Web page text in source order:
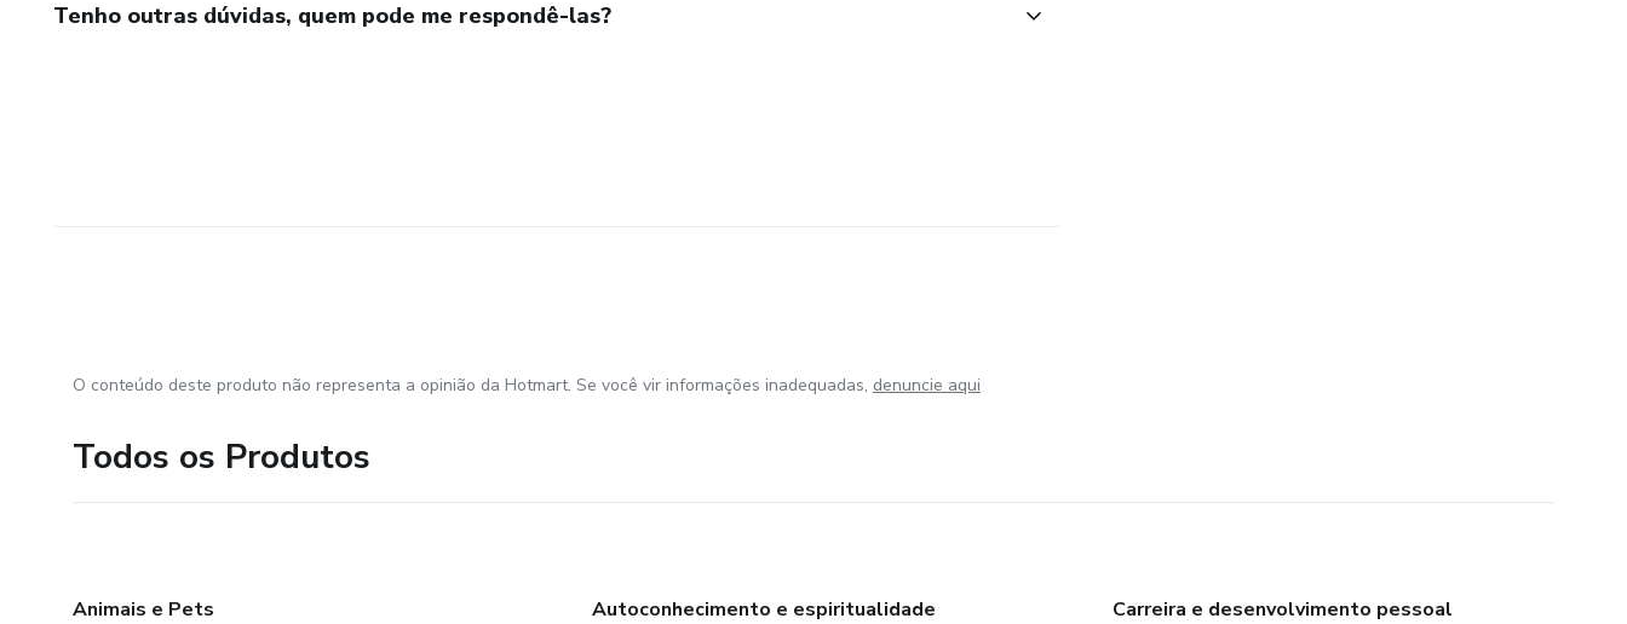
Tenho outras dúvidas, quem pode me respondê-las?
O conteúdo deste produto não representa a opinião da Hotmart. Se você vir informações inadequadas, denuncie aqui
Todos os Produtos
Animais e Pets
Autoconhecimento e espiritualidade
Carreira e desenvolvimento pessoal